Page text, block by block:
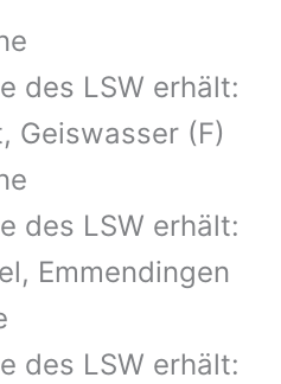
des LSW erhält:
(F)
des LSW erhält:
Emmendingen
des LSW erhält: